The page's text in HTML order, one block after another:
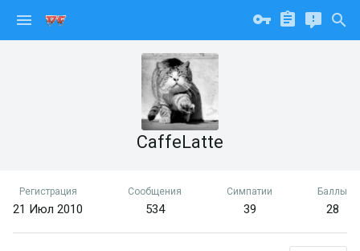
CaffeLatte
Регистрация
21 Июл 2010
Сообщения
534
Симпатии
39
Баллы
28